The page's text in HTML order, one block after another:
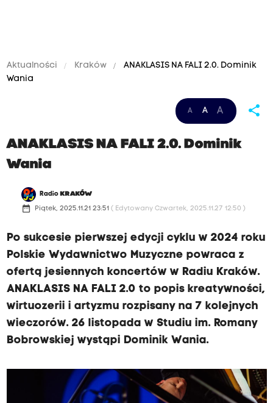
Aktualności Kraków
ANAKLASIS NA FALI 2.0. Dominik
Wania
A A A share
ANAKLASIS NA FALI 2.0. Dominik
Wania
Radio KRAKÓW
date_range Piątek, 2025.11.21 23:51 ( Edytowany Czwartek, 2025.11.27 12:50 )
Po sukcesie pierwszej edycji cyklu w 2024 roku
Polskie Wydawnictwo Muzyczne powraca z
ofertą jesiennych koncertów w Radiu Kraków.
ANAKLASIS NA FALI 2.0 to popis kreatywności,
wirtuozerii i artyzmu rozpisany na 7 kolejnych
wieczorów. 26 listopada w Studiu im. Romany
Bobrowskiej wystąpi Dominik Wania.